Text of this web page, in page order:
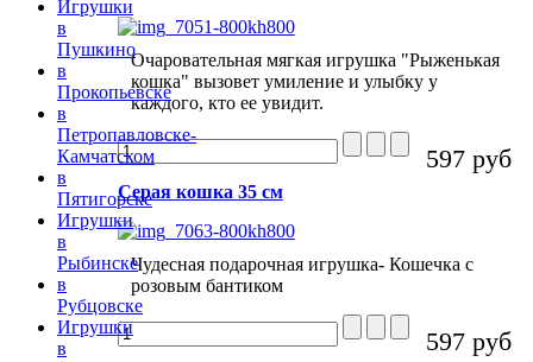
Очаровательная мягкая игрушка "Рыженькая
кошка" вызовет умиление и улыбку у
каждого, кто ее увидит.
597 руб
Серая кошка 35 см
Чудесная подарочная игрушка- Кошечка с
розовым бантиком
597 руб
Игрушки
в
Пушкино
в
Прокопьевске
в
Петропавловске-
Камчатском
в
Пятигорске
Игрушки
в
Рыбинске
в
Рубцовске
Игрушки
в